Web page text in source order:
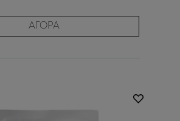
ΑΓΟΡΑ